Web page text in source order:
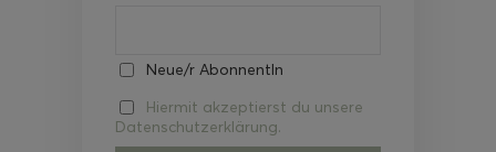
Neue/r AbonnentIn
Hiermit akzeptierst du unsere
Datenschutzerklärung.